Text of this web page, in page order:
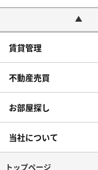
賃貸管理
不動産売買
お部屋探し
当社について
トップページ